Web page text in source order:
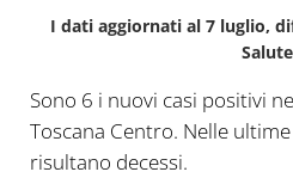
I dati aggiornati al 7 luglio,
Salute
Sono 6 i nuovi casi positivi
Toscana Centro. Nelle
risultano decessi.